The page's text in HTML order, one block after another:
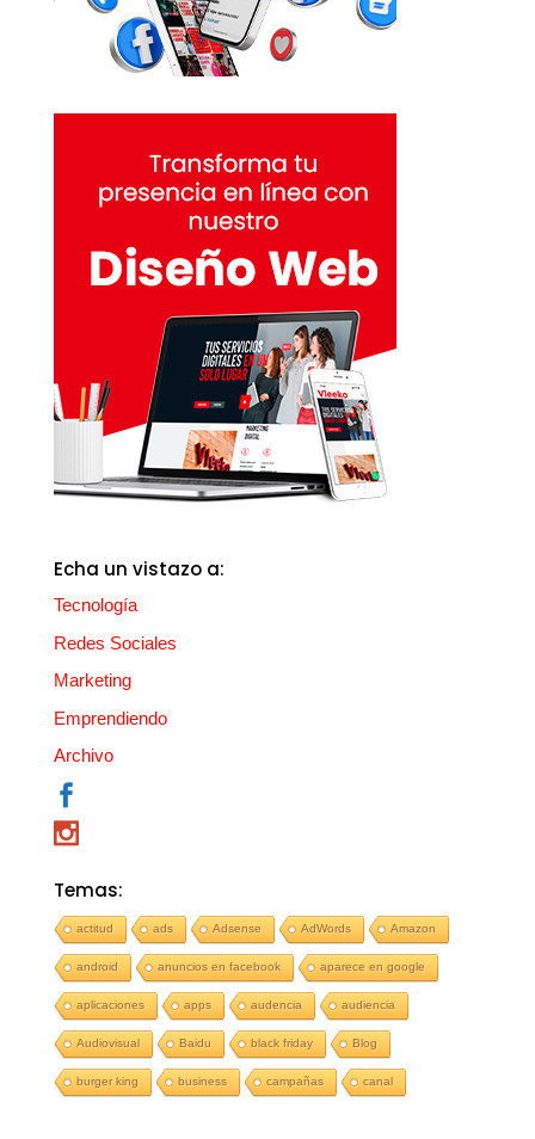
Echa un vistazo a:
Tecnología
Redes Sociales
Marketing
Emprendiendo
Archivo
Temas:
actitud ads Adsense AdWords Amazon
android anuncios en facebook aparece en google
aplicaciones apps audencia audiencia
Audiovisual Baidu black friday Blog
burger king business campañas canal